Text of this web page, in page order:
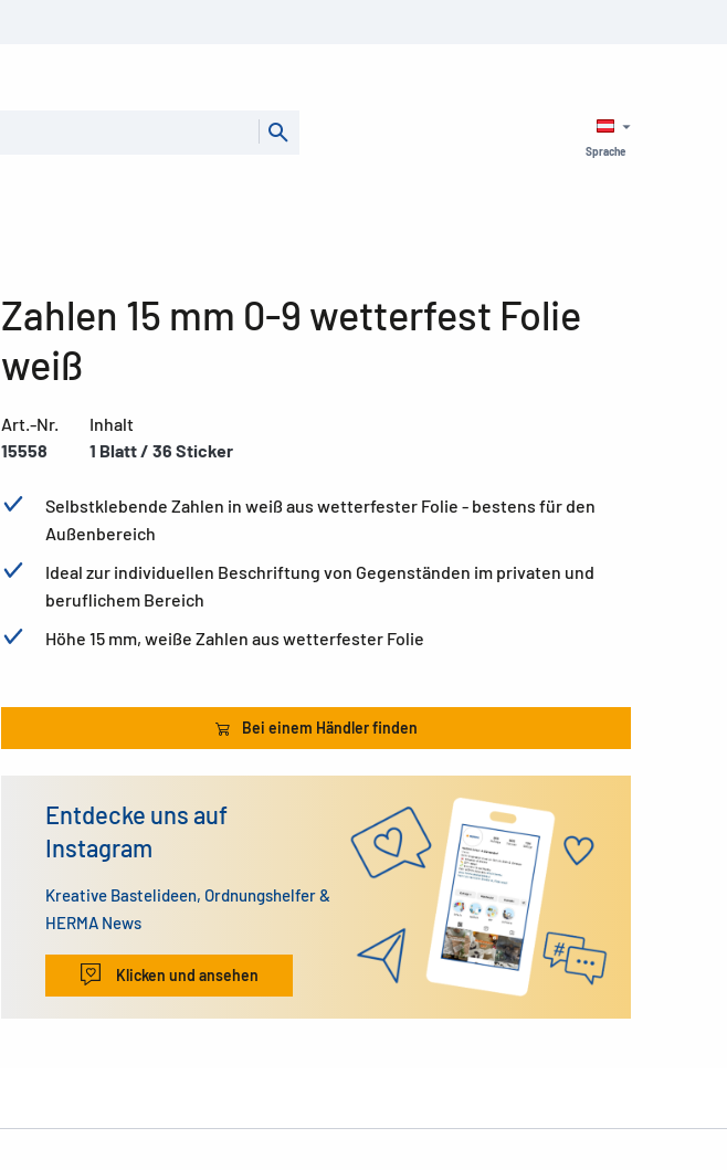
Sprache
Zahlen 15 mm 0-9 wetterfest Folie
weiß
Art.-Nr.
15558
Inhalt
1 Blatt / 36 Sticker
Selbstklebende Zahlen in weiß aus wetterfester Folie - bestens für den
Außenbereich
Ideal zur individuellen Beschriftung von Gegenständen im privaten und
beruflichem Bereich
Höhe 15 mm, weiße Zahlen aus wetterfester Folie
Bei einem Händler finden
Entdecke uns auf
Instagram
Kreative Bastelideen, Ordnungshelfer &
HERMA News
Klicken und ansehen